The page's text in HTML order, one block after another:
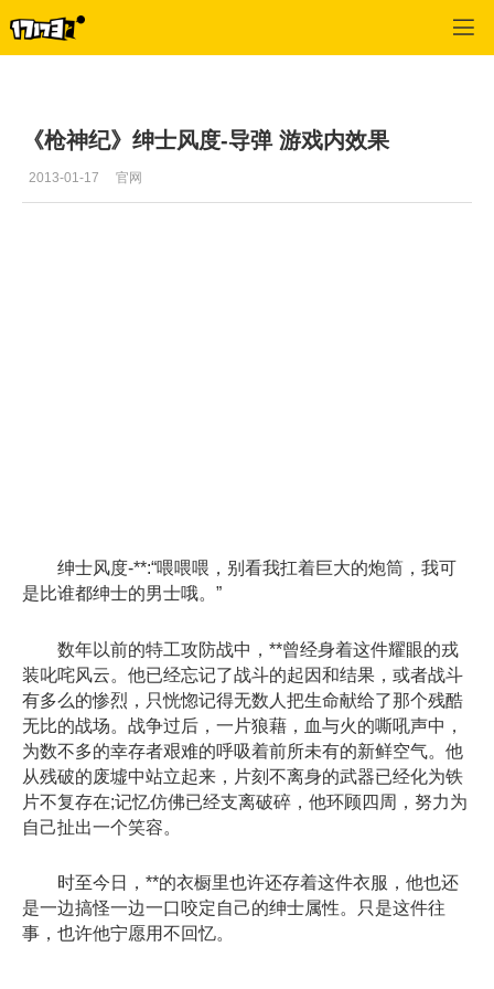
《枪神纪》绅士风度-导弹 游戏内效果
2013-01-17 官网
绅士风度-**:“喂喂喂，别看我扛着巨大的炮筒，我可
是比谁都绅士的男士哦。”
数年以前的特工攻防战中，**曾经身着这件耀眼的戎
装叱咤风云。他已经忘记了战斗的起因和结果，或者战斗
有多么的惨烈，只恍惚记得无数人把生命献给了那个残酷
无比的战场。战争过后，一片狼藉，血与火的嘶吼声中，
为数不多的幸存者艰难的呼吸着前所未有的新鲜空气。他
从残破的废墟中站立起来，片刻不离身的武器已经化为铁
片不复存在;记忆仿佛已经支离破碎，他环顾四周，努力为
自己扯出一个笑容。
时至今日，**的衣橱里也许还存着这件衣服，他也还
是一边搞怪一边一口咬定自己的绅士属性。只是这件往
事，也许他宁愿用不回忆。